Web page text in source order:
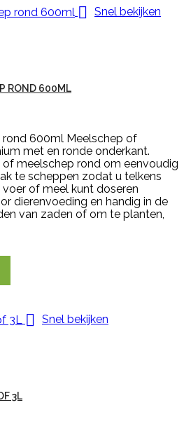
 Snel bekijken
ROND 600ML
600ml Meelschep of
met en ronde onderkant.
meelschep rond om eenvoudig
te scheppen zodat u telkens
of meel kunt doseren
dierenvoeding en handig in de
van zaden of om te planten,
 Snel bekijken
3L